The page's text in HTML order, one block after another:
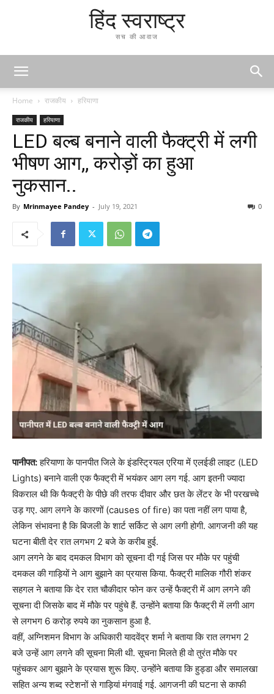
हिंद स्वराष्ट्र
सच की आवाज
Home राजकीय हरियाणा
राजकीय हरियाणा
LED बल्ब बनाने वाली फैक्ट्री में लगी
भीषण आग,, करोड़ों का हुआ
नुकसान..
By Mrinmayee Pandey - July 19, 2021 0
पानीपत:हरियाणा के पानपीत जिले के इंडस्ट्रियल एरिया में एलईडी लाइट (LED
Lights) बनाने वाली एक फैक्ट्री में भयंकर आग लग गई. आग इतनी ज्यादा
विकराल थी कि फैक्ट्री के पीछे की तरफ दीवार और छत के लेंटर के भी परखच्चे
उड़ गए. आग लगने के कारणों (causes of fire) का पता नहीं लग पाया है,
लेकिन संभावना है कि बिजली के शार्ट सर्किट से आग लगी होगी. आगजनी की यह
घटना बीती देर रात लगभग 2 बजे के करीब हुई.
आग लगने के बाद दमकल विभाग को सूचना दी गई जिस पर मौके पर पहुंची
दमकल की गाड़ियों ने आग बुझाने का प्रयास किया. फैक्ट्री मालिक गौरी शंकर
सहगल ने बताया कि देर रात चौकीदार फोन कर उन्हें फैक्ट्री में आग लगने की
सूचना दी जिसके बाद में मौके पर पहुंचे हैं. उन्होंने बताया कि फैक्ट्री में लगी आग
से लगभग 6 करोड़ रुपये का नुकसान हुआ है.
वहीं, अग्निशमन विभाग के अधिकारी यादवेंद्र शर्मा ने बताया कि रात लगभग 2
बजे उन्हें आग लगने की सूचना मिली थी. सूचना मिलते ही वो तुरंत मौके पर
पहुंचकर आग बुझाने के प्रयास शुरू किए. उन्होंने बताया कि हुड्डा और समालखा
सहित अन्य शब्द स्टेशनों से गाड़ियां मंगवाई गई. आगजनी की घटना से काफी